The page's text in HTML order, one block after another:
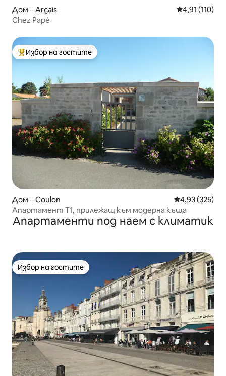
Дом – Arçais Средна
4,91 (110)
Chez Papé
Най-популярен избор на гостите
Избор на гостите
Дом – Coulon Средна
4,93 (325)
Апартамент T1, прилежащ към модерна къща
Апартаменти под наем с климатик
Избор на гостите
Избор на гостите